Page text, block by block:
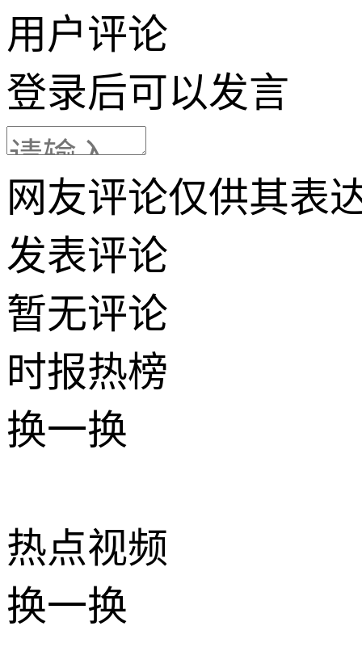
用户评论
登录后可以发言
网友评论仅供其表
发表评论
暂无评论
时报热榜
换一换
热点视频
换一换